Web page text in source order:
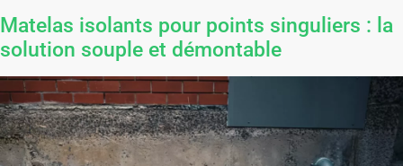
Matelas isolants pour points singuliers : la
solution souple et démontable